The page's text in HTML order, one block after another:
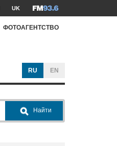
UK
ФОТОАГЕНТСТВО
RU EN
Найти